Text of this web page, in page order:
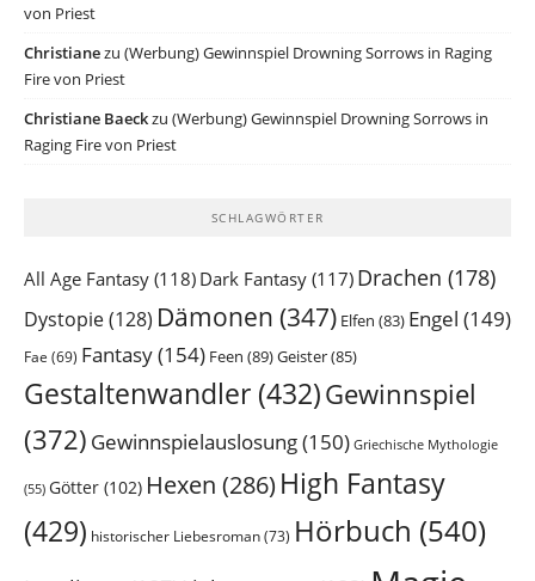
von Priest
Christianezu (Werbung) Gewinnspiel Drowning Sorrows in Raging
Fire von Priest
Christiane Baeckzu (Werbung) Gewinnspiel Drowning Sorrows in
Raging Fire von Priest
SCHLAGWÖRTER
All Age Fantasy (118) Dark Fantasy (117) Drachen (178)
Dystopie(128) Dämonen (347) Elfen (83) Engel (149)
Fae (69) Fantasy(154) Feen (89)Geister(85)
Gestaltenwandler (432)Gewinnspiel
(372) Gewinnspielauslosung(150) Griechische Mythologie
(55) Götter (102) Hexen (286) High Fantasy
(429) historischer Liebesroman(73) Hörbuch (540)